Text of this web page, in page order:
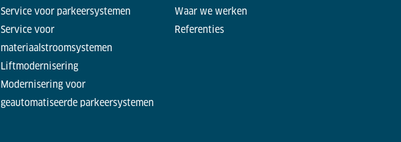
Service voor parkeersystemen
Service voor
materiaalstroomsystemen
Liftmodernisering
Modernisering voor
geautomatiseerde parkeersystemen
Waar we werken
Referenties